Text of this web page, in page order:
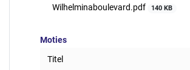
Wilhelminaboulevard.pdf
140 KB
Moties
Titel